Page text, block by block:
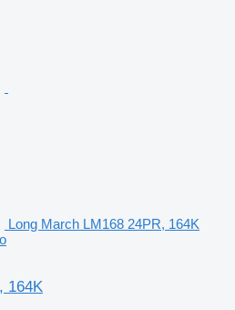
Long March LM168 24PR, 164K
164K